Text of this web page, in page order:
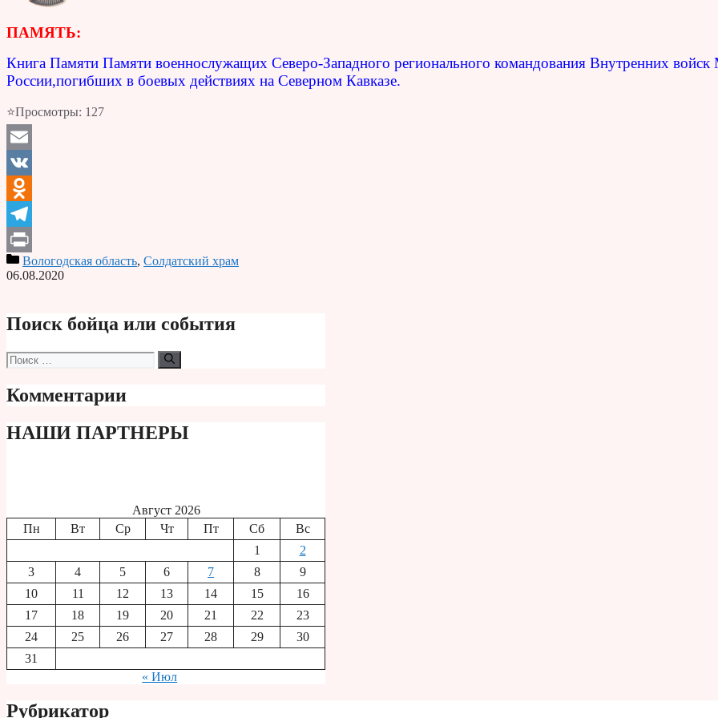
ПАМЯТЬ:
Книга Памяти Памяти военнослужащих Северо-Западного регионального командования Внутренних
России,погибших в боевых действиях на Северном Кавказе.
⭐Просмотры: 127
Email
VK
Odnoklassniki
Telegram
PrintВологодская область, Солдатский храм
06.08.2020
Поиск бойца или события
Поиск:
Комментарии
НАШИ ПАРТНЕРЫ
Август 2026
Пн
Вт Ср Чт Пт Сб
Вс
1
2
3
4 5 6 7 8
9
10
11 12 13 14 15
16
17
18 19 20 21 22
23
24
25 26 27 28 29
30
31
« Июл
Рубрикатор